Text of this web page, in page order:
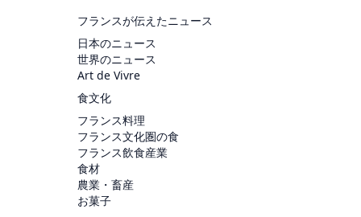
フランスが伝えたニュース
日本のニュース
世界のニュース
Art de Vivre
食文化
フランス料理
フランス文化圏の食
フランス飲食産業
食材
農業・畜産
お菓子